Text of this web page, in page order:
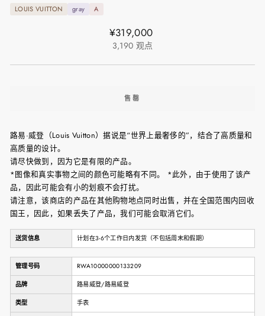
LOUIS VUITTON gray A
正
常
格
¥319,000
3,190 观点
售罄
路易·威登（Louis Vuitton）据说是“世界上最奢侈的”，结合了高质量和
高质量的设计。
请尽快做到，因为它是有限的产品。
*图像和真实事物之间的颜色可能略有不同。 *此外，由于使用了该产
品，因此可能会有小的划痕不会打扰。
请注意，该商店的产品在其他购物地点同时出售，并在全国范围内回收
国王，因此，如果丢失了产品，我们可能会取消它们。
送货信息 计划在3-6个工作日内发货（不包括周末和假期）
管理号码 RWA10000000133209
品牌 路易威登/路易威登
类型 手表